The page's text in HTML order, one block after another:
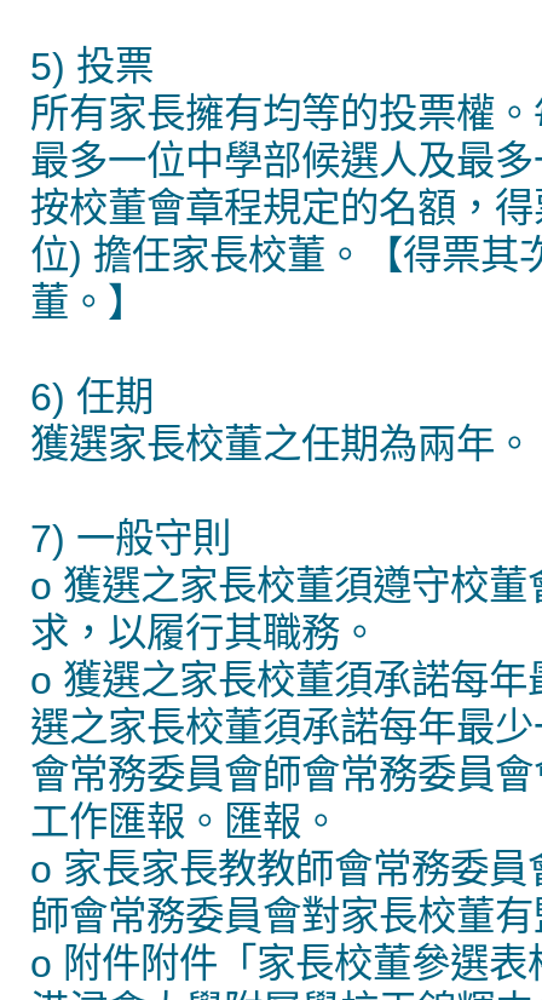
5) 投票
所有家長擁有均等的投票權
最多一位中學部候選人及最
按校董會章程規定的名額，
位) 擔任家長校董。【得票其
董。】
6) 任期
獲選家長校董之任期為兩年。
7) 一般守則
o 獲選之家長校董須遵守校
求，以履行其職務。
o 獲選之家長校董須承諾每
選之家長校董須承諾每年最
會常務委員會師會常務委員
工作匯報。匯報。
o 家長家長教教師會常務委
師會常務委員會對家長校董
o 附件附件「家長校董參選